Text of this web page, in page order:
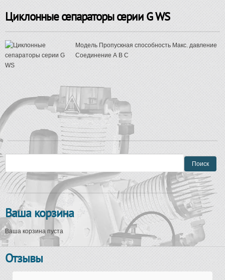
Циклонные сепараторы серии G WS
Модель Пропускная способность Макс. давление
Соединение А В С
Ваша корзина
Ваша корзина пуста
Отзывы